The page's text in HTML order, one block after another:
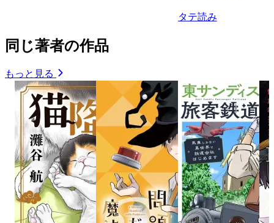
タテ読み
同じ著者の作品
もっと見る